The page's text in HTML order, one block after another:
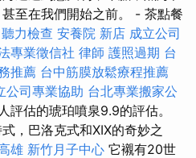
至在我們開始之前。 - 茶點餐
聽力檢查 安養院 新店 成立公司
專業徵信社 律師 護照過期 台
推薦 台中筋膜放鬆療程推薦
公司專業協助 台北專業搬家公
評估的琥珀噴泉9.9的評估。
，巴洛克式和XIX的奇妙之
雄 新竹月子中心 它襯有20世